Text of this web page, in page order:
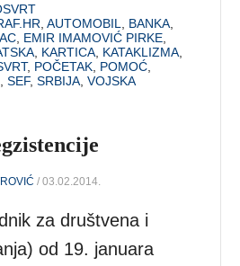
,AUTOMOBIL BANKA
EMIR IMAMOVIĆ PIRKE
KARTICA KATAKLIZMA
, POČETAK POMOĆ
,SEF,SRBIJA ,VOJSKA
/ 03.02.2014.
za društvena i
od 19. januara